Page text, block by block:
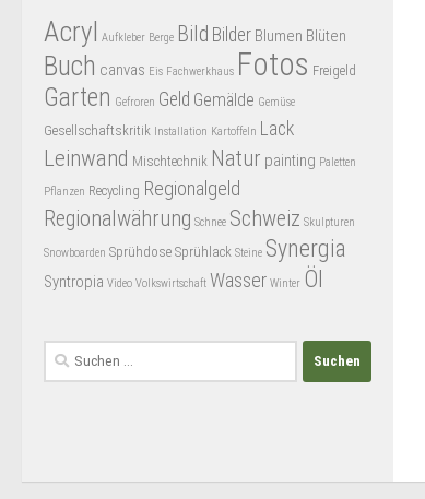
Acryl Aufkleber Berge Bild Bilder Blumen Blüten
Buch canvas Eis Fachwerkhaus Fotos Freigeld
Garten Gefroren Geld Gemälde Gemüse
Gesellschaftskritik Installation Kartoffeln Lack
Leinwand Mischtechnik Natur painting Paletten
Pflanzen Recycling Regionalgeld
Regionalwährung Schnee Schweiz Skulpturen
Snowboarden Sprühdose Sprühlack Steine Synergia
Syntropia Video Volkswirtschaft Wasser Winter Öl
Suchen
nach: